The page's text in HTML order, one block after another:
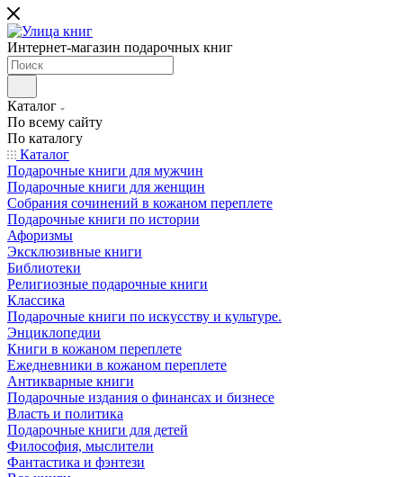
Интернет-магазин подарочных книг
Каталог
По всему сайту
По каталогу
Каталог
Подарочные книги для мужчин
Подарочные книги для женщин
Собрания сочинений в кожаном переплете
Подарочные книги по истории
Афоризмы
Эксклюзивные книги
Библиотеки
Религиозные подарочные книги
Классика
Подарочные книги по искусству и культуре.
Энциклопедии
Книги в кожаном переплете
Ежедневники в кожаном переплете
Антикварные книги
Подарочные издания о финансах и бизнесе
Власть и политика
Подарочные книги для детей
Философия, мыслители
Фантастика и фэнтези